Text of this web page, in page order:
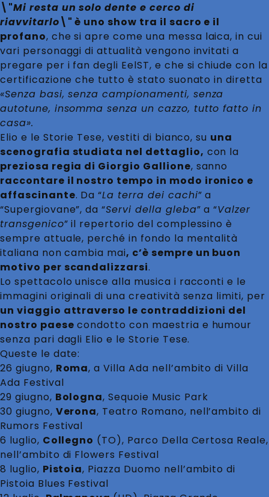
\"Mi resta un solo dente e cerco di
riavvitarlo\" è uno show tra il sacro e il
profano, che si apre come una messa laica, in cui
vari personaggi di attualità vengono invitati a
pregare per i fan degli EelST, e che si chiude con la
certificazione che tutto è stato suonato in diretta
«Senza basi, senza campionamenti, senza
autotune, insomma senza un cazzo, tutto fatto in
casa».
Elio e le Storie Tese, vestiti di bianco, su una
scenografia studiata nel dettaglio, con la
preziosa regia di Giorgio Gallione, sanno
raccontare il nostro tempo in modo ironico e
affascinante. Da “La terra dei cachi” a
“Supergiovane”, da “Servi della gleba” a “Valzer
transgenico” il repertorio del complessino è
sempre attuale, perché in fondo la mentalità
italiana non cambia mai, c’è sempre un buon
motivo per scandalizzarsi.
Lo spettacolo unisce alla musica i racconti e le
immagini originali di una creatività senza limiti, per
un viaggio attraverso le contraddizioni del
nostro paese condotto con maestria e humour
senza pari dagli Elio e le Storie Tese.
Queste le date:
26 giugno, Roma, a Villa Ada nell’ambito di Villa
Ada Festival
29 giugno, Bologna, Sequoie Music Park
30 giugno, Verona, Teatro Romano, nell’ambito di
Rumors Festival
6 luglio, Collegno (TO), Parco Della Certosa Reale,
nell’ambito di Flowers Festival
8 luglio, Pistoia, Piazza Duomo nell’ambito di
Pistoia Blues Festival